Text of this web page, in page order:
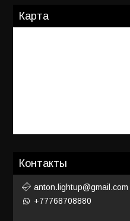
Карта
Контакты
anton.lightup@gmail.com
+77768708880